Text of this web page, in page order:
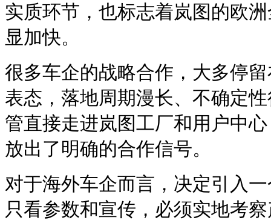
实质环节，也标志着岚图的欧
显加快。
很多车企的战略合作，大多停
表态，落地周期漫长、不确定
管直接走进岚图工厂和用户中
放出了明确的合作信号。
对于海外车企而言，决定引入
只看参数和宣传，必须实地考